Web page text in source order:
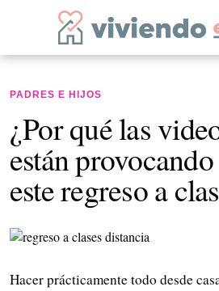
PADRES E HIJOS
¿Por qué las
están
este regreso a
Hacer prácticamente todo desde